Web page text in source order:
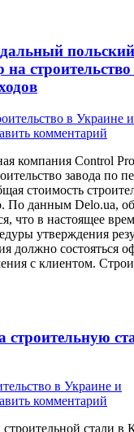
строительство
в Украине и
комментарий
компания Control
завода по
стоимость
По данным Delo.ua,
что в настоящее
утверждения
должно состояться
с клиентом.
в Украине и
комментарий
стали в